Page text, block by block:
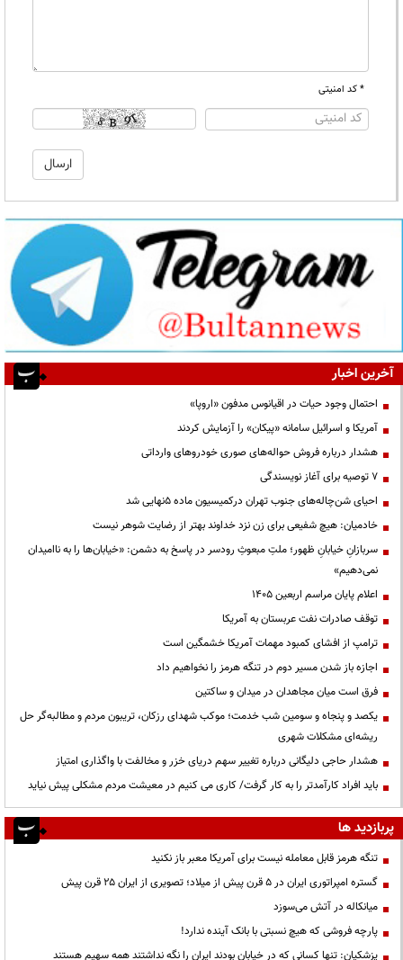
* کد امنیتی
آخرین اخبار
احتمال وجود حیات در اقیانوس مدفون «اروپا»
آمریکا و اسرائیل سامانه «پیکان» را آزمایش کردند
هشدار درباره فروش حواله‌های صوری خودروهای وارداتی
۷ توصیه برای آغاز نویسندگی
احیای شن‌چاله‌های جنوب تهران درکمیسیون ماده ۵نهایی شد
خادمیان: هیچ شفیعی برای زن نزد خداوند بهتر از رضایت شوهر نیست
سربازانِ خیابانِ ظهور؛ ملتِ مبعوثِ رودسر در پاسخ به دشمن: «خیابان‌ها را به ناامیدان
نمی‌دهیم»
اعلام پایان مراسم اربعین ۱۴۰۵
توقف صادرات نفت عربستان به آمریکا
ترامپ از افشای کمبود مهمات آمریکا خشمگین است
اجازه باز شدن مسیر دوم در تنگه هرمز را نخواهیم داد
فرق است میان مجاهدان در میدان و ساکتین
یکصد و پنجاه و سومین شب خدمت؛ موکب شهدای رزکان، تریبون مردم و مطالبه‌گر حل
ریشه‌ای مشکلات شهری
هشدار حاجی دلیگانی درباره تغییر سهم دریای خزر و مخالفت با واگذاری امتیاز
باید افراد کارآمدتر را به کار گرفت/ کاری می کنیم در معیشت مردم مشکلی پیش نیاید
پربازدید ها
تنگه هرمز قابل معامله نیست برای آمریکا معبر باز نکنید
گستره امپراتوری ایران در ۵ قرن پیش از میلاد؛ تصویری از ایران ۲۵ قرن پیش
میانکاله در آتش می‌سوزد
پارچه فروشی که هیچ نسبتی با بانک آینده ندارد!
پزشکیان: تنها کسانی که در خیابان بودند ایران را نگه نداشتند همه سهیم هستند